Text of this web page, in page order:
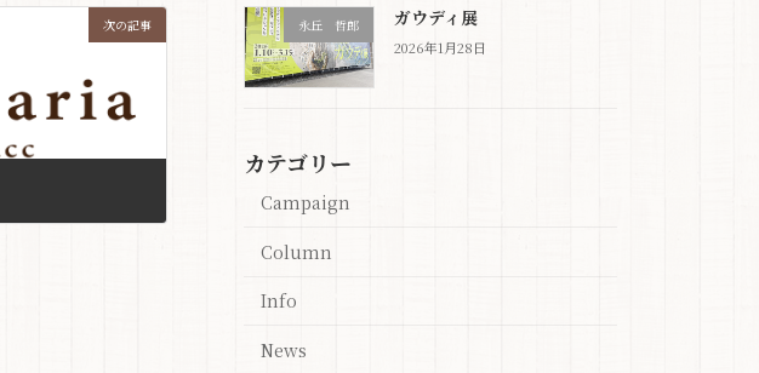
次の記事 永丘 哲郎 ガウディ展
2026年1月28日
カテゴリー
Campaign
Column
Info
News